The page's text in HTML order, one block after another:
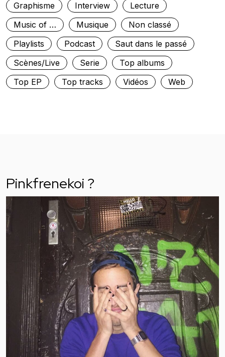
Graphisme
Interview
Lecture
Music of …
Musique
Non classé
Playlists
Podcast
Saut dans le passé
Scènes/Live
Serie
Top albums
Top EP
Top tracks Vidéos Web
Pinkfrenekoi ?